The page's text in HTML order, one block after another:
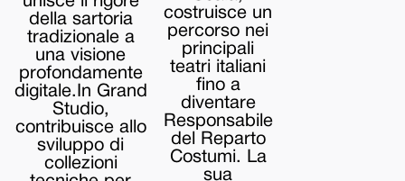
della sartoria
tradizionale a
una visione
profondamente
digitale.In Grand
Studio,
contribuisce allo
sviluppo di
collezioni
costruisce un
percorso nei
principali
teatri italiani
fino a
diventare
Responsabile
del Reparto
Costumi. La
sua